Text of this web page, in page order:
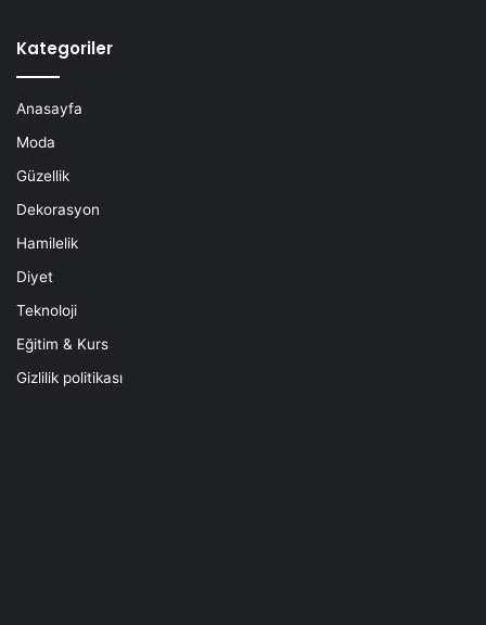
Kategoriler
Anasayfa
Moda
Güzellik
Dekorasyon
Hamilelik
Diyet
Teknoloji
Eğitim & Kurs
Gizlilik politikası